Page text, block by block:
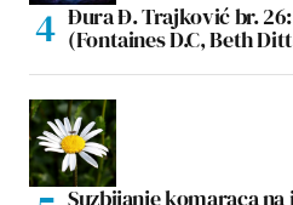
Đura Đ. Trajković br.
(Fontaines D.C, Beth
Suzbijanje komaraca